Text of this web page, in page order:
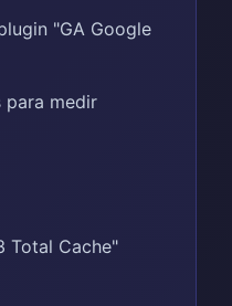
"GA Google
para medir
Total Cache"